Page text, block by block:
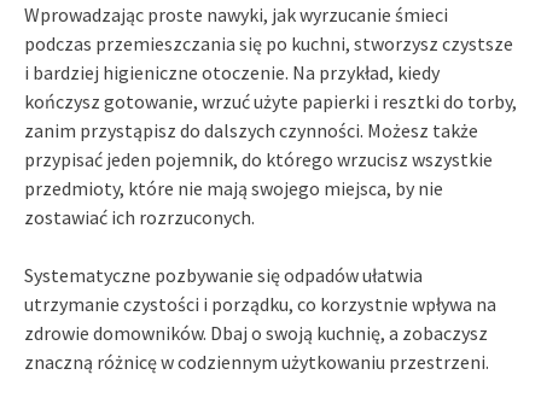
Wprowadzając proste nawyki, jak wyrzucanie śmieci
podczas przemieszczania się po kuchni, stworzysz czystsze
i bardziej higieniczne otoczenie. Na przykład, kiedy
kończysz gotowanie, wrzuć użyte papierki i resztki do torby,
zanim przystąpisz do dalszych czynności. Możesz także
przypisać jeden pojemnik, do którego wrzucisz wszystkie
przedmioty, które nie mają swojego miejsca, by nie
zostawiać ich rozrzuconych.
Systematyczne pozbywanie się odpadów ułatwia
utrzymanie czystości i porządku, co korzystnie wpływa na
zdrowie domowników. Dbaj o swoją kuchnię, a zobaczysz
znaczną różnicę w codziennym użytkowaniu przestrzeni.